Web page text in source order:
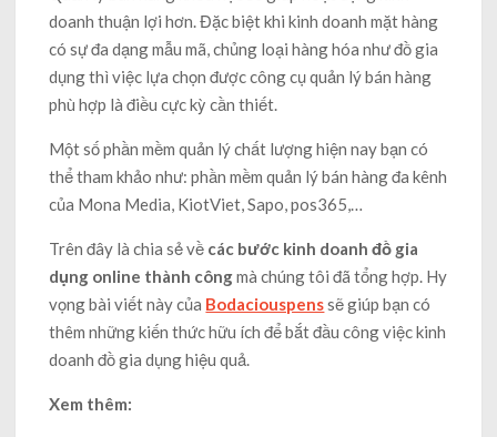
doanh thuận lợi hơn. Đặc biệt khi kinh doanh mặt hàng
có sự đa dạng mẫu mã, chủng loại hàng hóa như đồ gia
dụng thì việc lựa chọn được công cụ quản lý bán hàng
phù hợp là điều cực kỳ cần thiết.
Một số phần mềm quản lý chất lượng hiện nay bạn có
thể tham khảo như: phần mềm quản lý bán hàng đa kênh
của Mona Media, KiotViet, Sapo, pos365,…
Trên đây là chia sẻ về các bước kinh doanh đồ gia
dụng online thành côngmà chúng tôi đã tổng hợp. Hy
vọng bài viết này của Bodaciouspenssẽ giúp bạn có
thêm những kiến thức hữu ích để bắt đầu công việc kinh
doanh đồ gia dụng hiệu quả.
Xem thêm: